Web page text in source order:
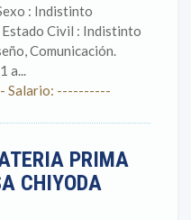
: Indistinto
Civil : Indistinto
Comunicación.
a...
Salario: ----------
PRIMA
CHIYODA